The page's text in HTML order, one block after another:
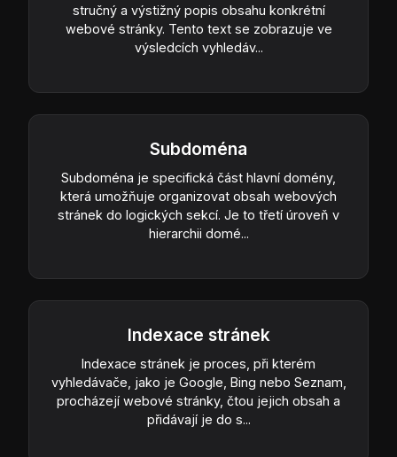
stručný a výstižný popis obsahu konkrétní
webové stránky. Tento text se zobrazuje ve
výsledcích vyhledáv...
Subdoména
Subdoména je specifická část hlavní domény,
která umožňuje organizovat obsah webových
stránek do logických sekcí. Je to třetí úroveň v
hierarchii domé...
Indexace stránek
Indexace stránek je proces, při kterém
vyhledávače, jako je Google, Bing nebo Seznam,
procházejí webové stránky, čtou jejich obsah a
přidávají je do s...